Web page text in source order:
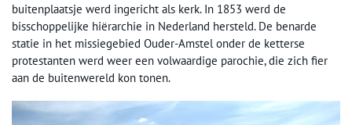
buitenplaatsje werd ingericht als kerk. In 1853 werd de
bisschoppelijke hiërarchie in Nederland hersteld. De benarde
statie in het missiegebied Ouder-Amstel onder de ketterse
protestanten werd weer een volwaardige parochie, die zich fier
aan de buitenwereld kon tonen.